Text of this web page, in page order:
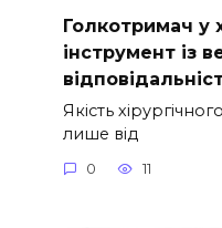
Голкотримач у
інструмент із
Якість
лише від
0 11